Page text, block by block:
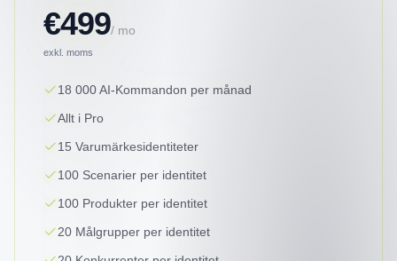
€499/ mo
exkl. moms
18 000 AI-Kommandon per månad
Allt i Pro
15 Varumärkesidentiteter
100 Scenarier per identitet
100 Produkter per identitet
20 Målgrupper per identitet